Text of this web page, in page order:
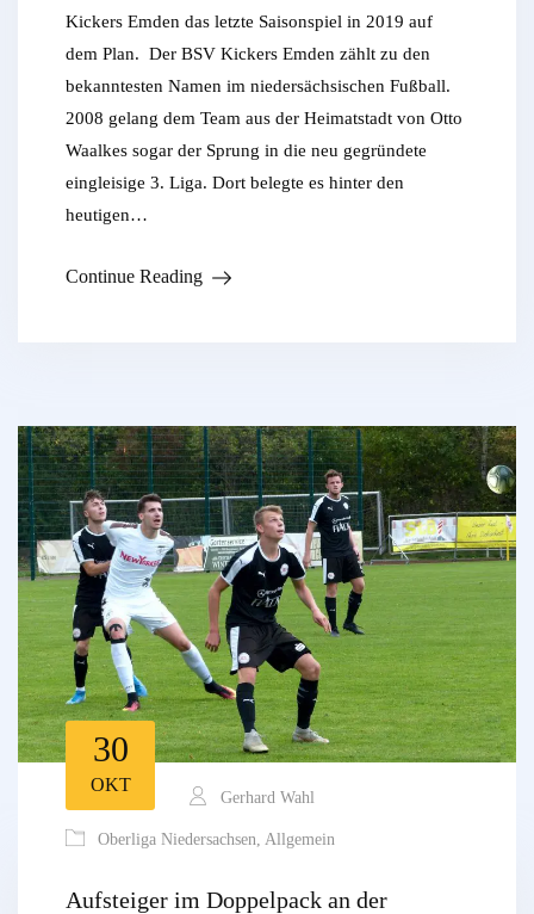
Kickers Emden das letzte Saisonspiel in 2019 auf
dem Plan. Der BSV Kickers Emden zählt zu den
bekanntesten Namen im niedersächsischen Fußball.
2008 gelang dem Team aus der Heimatstadt von Otto
Waalkes sogar der Sprung in die neu gegründete
eingleisige 3. Liga. Dort belegte es hinter den
heutigen…
Continue Reading
30
OKT
Gerhard Wahl
Oberliga Niedersachsen Allgemein
Aufsteiger im Doppelpack an der